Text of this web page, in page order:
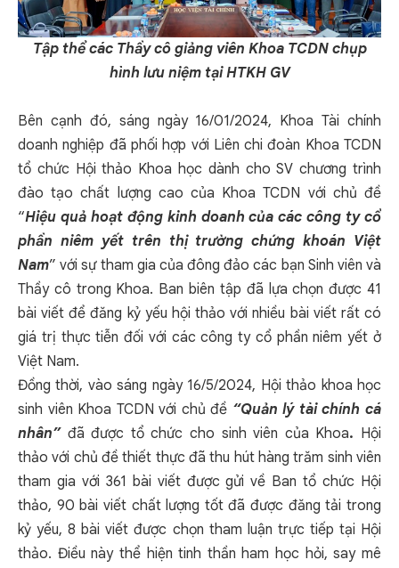
Tập thể các Thầy cô giảng viên Khoa TCDN chụp
hình lưu niệm tại HTKH GV
Bên cạnh đó, sáng ngày 16/01/2024, Khoa Tài chính
doanh nghiệp đã phối hợp với Liên chi đoàn Khoa TCDN
tổ chức Hội thảo Khoa học dành cho SV chương trình
đào tạo chất lượng cao của Khoa TCDN với chủ đề
“Hiệu quả hoạt động kinh doanh của các công ty cổ
phần niêm yết trên thị trường chứng khoán Việt
Nam” với sự tham gia của đông đảo các bạn Sinh viên và
Thầy cô trong Khoa. Ban biên tập đã lựa chọn được 41
bài viết để đăng kỷ yếu hội thảo với nhiều bài viết rất có
giá trị thực tiễn đối với các công ty cổ phần niêm yết ở
Việt Nam.
Đồng thời, vào sáng ngày 16/5/2024, Hội thảo khoa học
sinh viên Khoa TCDN với chủ đề “Quản lý tài chính cá
nhân” đã được tổ chức cho sinh viên của Khoa. Hội
thảo với chủ đề thiết thực đã thu hút hàng trăm sinh viên
tham gia với 361 bài viết được gửi về Ban tổ chức Hội
thảo, 90 bài viết chất lượng tốt đã được đăng tải trong
kỷ yếu, 8 bài viết được chọn tham luận trực tiếp tại Hội
thảo. Điều này thể hiện tinh thần ham học hỏi, say mê